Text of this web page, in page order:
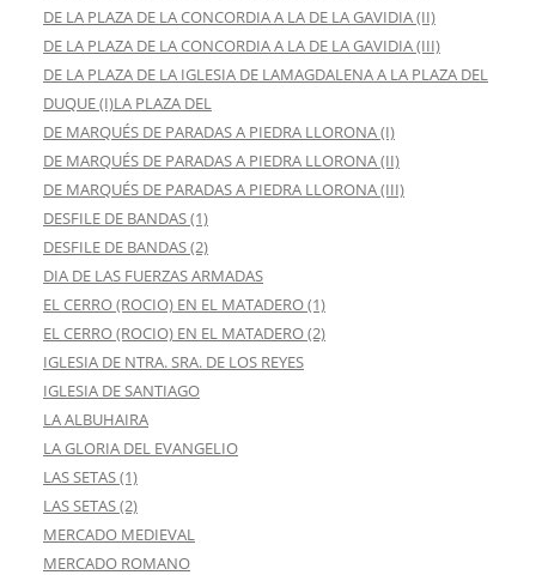
DE LA PLAZA DE LA CONCORDIA A LA DE LA GAVIDIA (II)
DE LA PLAZA DE LA CONCORDIA A LA DE LA GAVIDIA (III)
DE LA PLAZA DE LA IGLESIA DE LAMAGDALENA A LA PLAZA DEL
DUQUE (I)LA PLAZA DEL
DE MARQUÉS DE PARADAS A PIEDRA LLORONA (I)
DE MARQUÉS DE PARADAS A PIEDRA LLORONA (II)
DE MARQUÉS DE PARADAS A PIEDRA LLORONA (III)
DESFILE DE BANDAS (1)
DESFILE DE BANDAS (2)
DIA DE LAS FUERZAS ARMADAS
EL CERRO (ROCIO) EN EL MATADERO (1)
EL CERRO (ROCIO) EN EL MATADERO (2)
IGLESIA DE NTRA. SRA. DE LOS REYES
IGLESIA DE SANTIAGO
LA ALBUHAIRA
LA GLORIA DEL EVANGELIO
LAS SETAS (1)
LAS SETAS (2)
MERCADO MEDIEVAL
MERCADO ROMANO